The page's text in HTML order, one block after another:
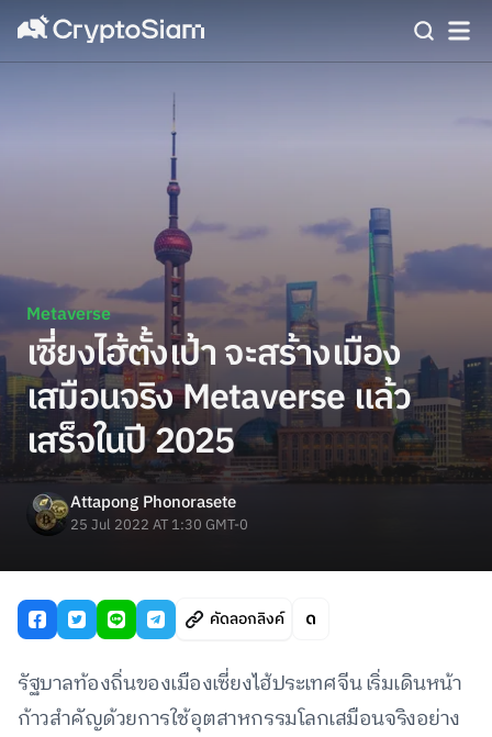
Metaverse
เซี่ยงไฮ้ตั้งเป้า จะสร้างเมือง
เสมือนจริง Metaverse แล้ว
เสร็จในปี 2025
Attapong Phonorasete
25 Jul 2022 AT 1:30 GMT-0
คัดลอกลิงค์
รัฐบาลท้องถิ่นของเมืองเซี่ยงไฮ้ประเทศจีน เริ่มเดินหน้า
ก้าวสำคัญด้วยการใช้อุตสาหกรรมโลกเสมือนจริงอย่าง